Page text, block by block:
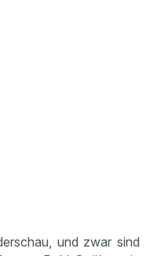
und zwar sind